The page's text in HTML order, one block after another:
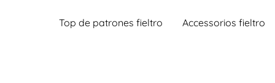
Top de patrones fieltro Accessorios fieltro